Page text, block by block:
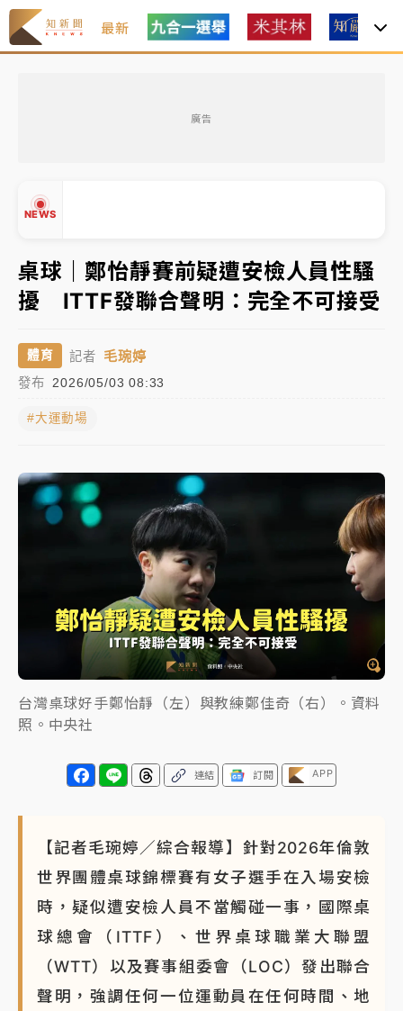
最新
廣告
NEWS
中信慈善基金會想增加董事人數！辜仲諒向法院聲請遭
駁 理由曝光
故宮《龍藏經》特展第2檔！今線上預約開賣一度塞車
周六起展出延長至晚上7時
台東農業處長涉圖利渡假村！東檢抗告成功 今重開羈
父親節泡湯了！中颱白海豚雨彈轟3天 「紅到發紫」降
雨熱區曝
暑假過三周才推「E宿新北打卡趣」！抽獎程序複雜 觀
旅局回應了
中信慈善基金會想增加董事人數！辜仲諒向法院聲請遭
故宮《龍藏經》特展第2檔！今線上預約開賣一度塞車
周六起展出延長至晚上7時
台東農業處長涉圖利渡假村！東檢抗告成功 今重開羈
押庭
父親節泡湯了！中颱白海豚雨彈轟3天 「紅到發紫」降
桌球｜鄭怡靜賽前疑遭安檢人員性騷
擾 ITTF發聯合聲明：完全不可接受
體育 記者 毛琬婷
發布 2026/05/03 08:33
#大運動場
台灣桌球好手鄭怡靜（左）與教練鄭佳奇（右）。資料
照。中央社
連結 訂閱 APP
【記者毛琬婷／綜合報導】針對2026年倫敦
世界團體桌球錦標賽有女子選手在入場安檢
時，疑似遭安檢人員不當觸碰一事，國際桌
球總會（ITTF）、世界桌球職業大聯盟
（WTT）以及賽事組委會（LOC）發出聯合
聲明，強調任何一位運動員在任何時間、地